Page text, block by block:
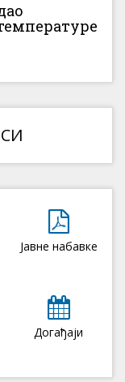
Јавне набавке
Догађаји